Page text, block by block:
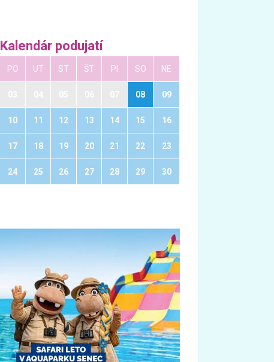
Kalendár podujatí
PO UT ST ŠT PI SO NE
08 09
10 11 12 13 14 15 16
17 18 19 20 21 22 23
24 25 26 27 28 29 30